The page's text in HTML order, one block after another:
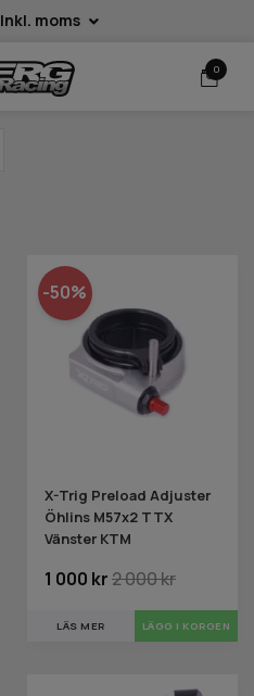
Inkl. moms
0
-50%
X-Trig Preload Adjuster
Öhlins M57x2 TTX
Vänster KTM
1 000 kr2 000 kr
LÄS MER